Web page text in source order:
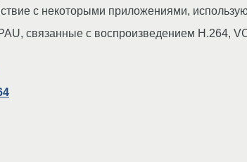
с некоторыми приложениями,
связанные с воспроизведением H.264,